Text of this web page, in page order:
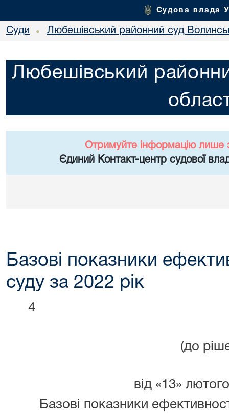
Судова влада
Суди • Любешівський районний суд
Любешівський
Отримуйте інформацію лише
Єдиний Контакт-центр судової
Базові показники
суду за 2022 рік
4
(до
від «13»
Базові показники